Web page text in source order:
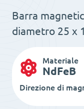
Barra
diametro 25 x
Materiale
NdFeB
Direzione di